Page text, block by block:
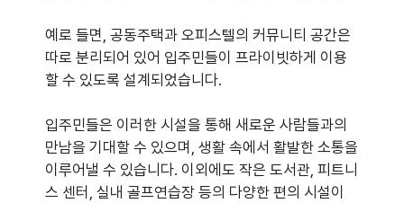
예로 들면, 공동주택과 오피스텔의 커뮤니티 공간은
따로 분리되어 있어 입주민들이 프라이빗하게 이용
할 수 있도록 설계되었습니다.
입주민들은 이러한 시설을 통해 새로운 사람들과의
만남을 기대할 수 있으며, 생활 속에서 활발한 소통을
이루어낼 수 있습니다. 이외에도 작은 도서관, 피트니
스 센터, 실내 골프연습장 등의 다양한 편의 시설이